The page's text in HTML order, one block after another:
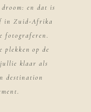
en dat is
in Zuid-Afrika
fotograferen.
plekken op de
klaar als
destination